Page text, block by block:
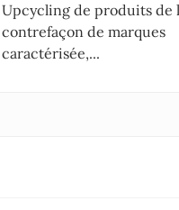
Upcycling de produits de
contrefaçon de marques
caractérisée,...